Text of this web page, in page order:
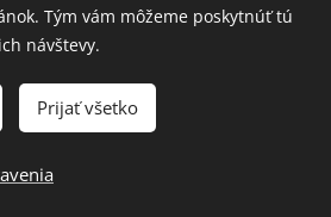
Cookies
Tým vám môžeme poskytnúť tú
návštevy.
Prijať všetko